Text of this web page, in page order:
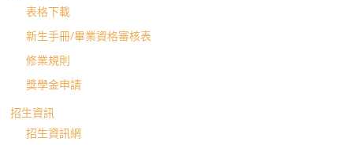
表格下載
新生手冊/畢業資格審核表
修業規則
獎學金申請
招生資訊
招生資訊網